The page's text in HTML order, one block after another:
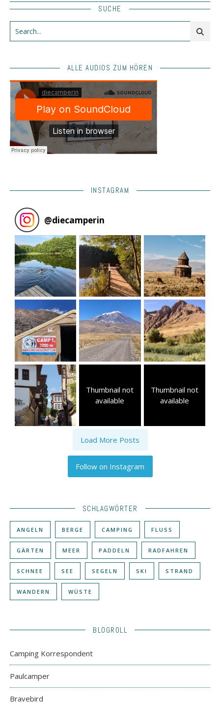
SUCHE
ALLE AUDIOS ZUM HÖREN
INSTAGRAM
@diecamperin
Thumbnail not
available
Thumbnail not
available
Load More Posts
Follow on Instagram
SCHLAGWÖRTER
ANGELN BERGE CAMPING FLUSS
GÄRTEN MEER PADDELN RADFAHREN
SCHNEE SEE SEGELN SKI STRAND
WANDERN WÜSTE
BLOGROLL
Camping Korrespondent
Paulcamper
Bravebird